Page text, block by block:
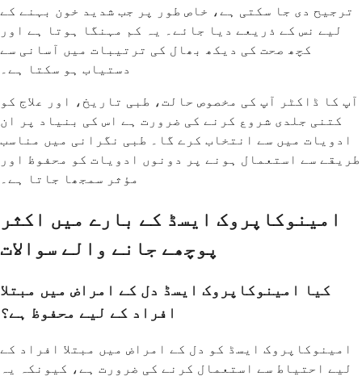
ترجیح دی جا سکتی ہے، خاص طور پر جب شدید خون بہنے کے
لیے نس کے ذریعے دیا جائے۔ یہ کم مہنگا ہوتا ہے اور
کچھ صحت کی دیکھ بھال کی ترتیبات میں آسانی سے
دستیاب ہو سکتا ہے۔
آپ کا ڈاکٹر آپ کی مخصوص حالت، طبی تاریخ، اور علاج کو
کتنی جلدی شروع کرنے کی ضرورت ہے اس کی بنیاد پر ان
ادویات میں سے انتخاب کرے گا۔ طبی نگرانی میں مناسب
طریقے سے استعمال ہونے پر دونوں ادویات کو محفوظ اور
مؤثر سمجھا جاتا ہے۔
امینوکاپروک ایسڈ کے بارے میں اکثر
پوچھے جانے والے سوالات
کیا امینوکاپروک ایسڈ دل کے امراض میں مبتلا
افراد کے لیے محفوظ ہے؟
امینوکاپروک ایسڈ کو دل کے امراض میں مبتلا افراد کے
لیے احتیاط سے استعمال کرنے کی ضرورت ہے، کیونکہ یہ